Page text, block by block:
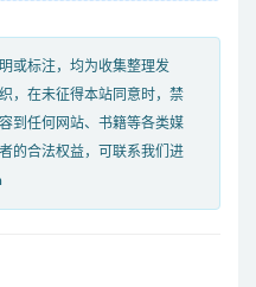
或标注，均为收集整理发
，在未征得本站同意时，禁
到任何网站、书籍等各类媒
的合法权益，可联系我们进